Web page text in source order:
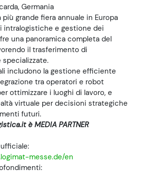
Germania
più grande fiera annuale in Europa
intralogistiche e gestione dei
una panoramica completa del
il trasferimento di
includono la gestione efficiente
tra operatori e robot
ottimizzare i luoghi di lavoro, e
virtuale per decisioni strategiche
futuri.
è MEDIA PARTNER
messe.de/en